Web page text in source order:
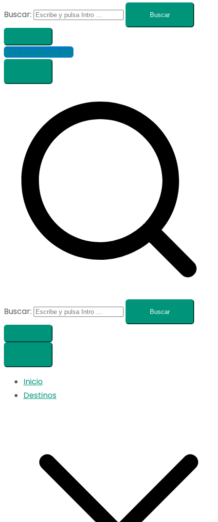
Buscar:
#ZP en Instagram
Buscar:
Inicio
Destinos